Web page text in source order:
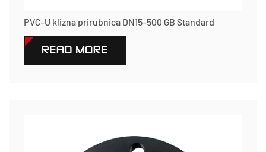
PVC-U klizna prirubnica DN15-500 GB Standard
READ MORE